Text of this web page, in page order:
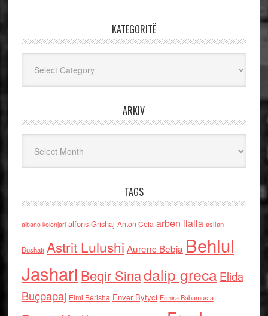
KATEGORITË
ARKIV
TAGS
albano kolonjari alfons Grishaj Anton Cefa arben llalla asllan
Bushati Astrit Lulushi Aurenc Bebja Behlul
Jashari Beqir Sinadalip grecaElida
Buçpapaj Elmi Berisha Enver Bytyci Ermira Babamusta